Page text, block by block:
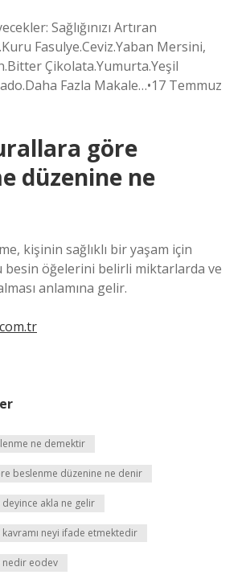
Sağlığınızı Artıran
Fasulye.Ceviz.Yaban Mersini,
Çikolata.Yumurta.Yeşil
Fazla Makale…•17 Temmuz
göre
düzenine ne
kişinin sağlıklı bir yaşam için
besin öğelerini belirli miktarlarda ve
anlamına gelir.
ne demektir
beslenme düzenine ne denir
akla ne gelir
neyi ifade etmektedir
nedir eodev